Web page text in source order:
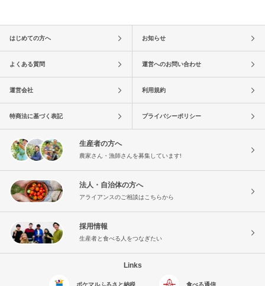
はじめての方へ お知らせ
よくある質問 運営へのお問い合わせ
運営会社 利用規約
特商法に基づく表記 プライバシーポリシー
生産者の方へ
農家さん・漁師さんを募集しています!
法人・自治体の方へ
アライアンスのご相談はこちらから
採用情報
生産者と食べる人をつなぎたい
Links
ポケマルふるさと納税 食べる通信